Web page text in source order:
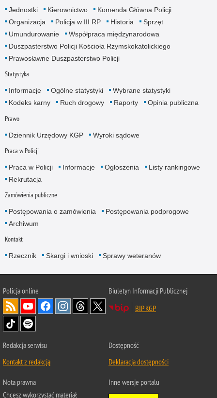
Jednostki Kierownictwo
Komenda Główna Policji
Organizacja
Policja w III RP Historia
Sprzęt
Umundurowanie
Współpraca międzynarodowa
Duszpasterstwo Policji Kościoła Rzymskokatolickiego
Prawosławne Duszpasterstwo Policji
Statystyka
Informacje Ogólne statystyki
Wybrane statystyki
Kodeks karny
Ruch drogowy Raporty Opinia publiczna
Prawo
Dziennik Urzędowy KGP Wyroki sądowe
Praca w Policji
Praca w Policji Informacje Ogłoszenia
Listy rankingowe
Rekrutacja
Zamówienia publiczne
Postępowania o zamówienia
Postępowania podprogowe
Archiwum
Kontakt
Rzecznik Skargi i wnioski Sprawy weteranów
Policjaonline
Biuletyn Informacji Publicznej
BIP KGP
Redakcja serwisu
Kontakt z redakcją
Dostępność
Deklaracja dostępności
Nota prawna
Chcesz wykorzystać materiał
Inne wersje portalu